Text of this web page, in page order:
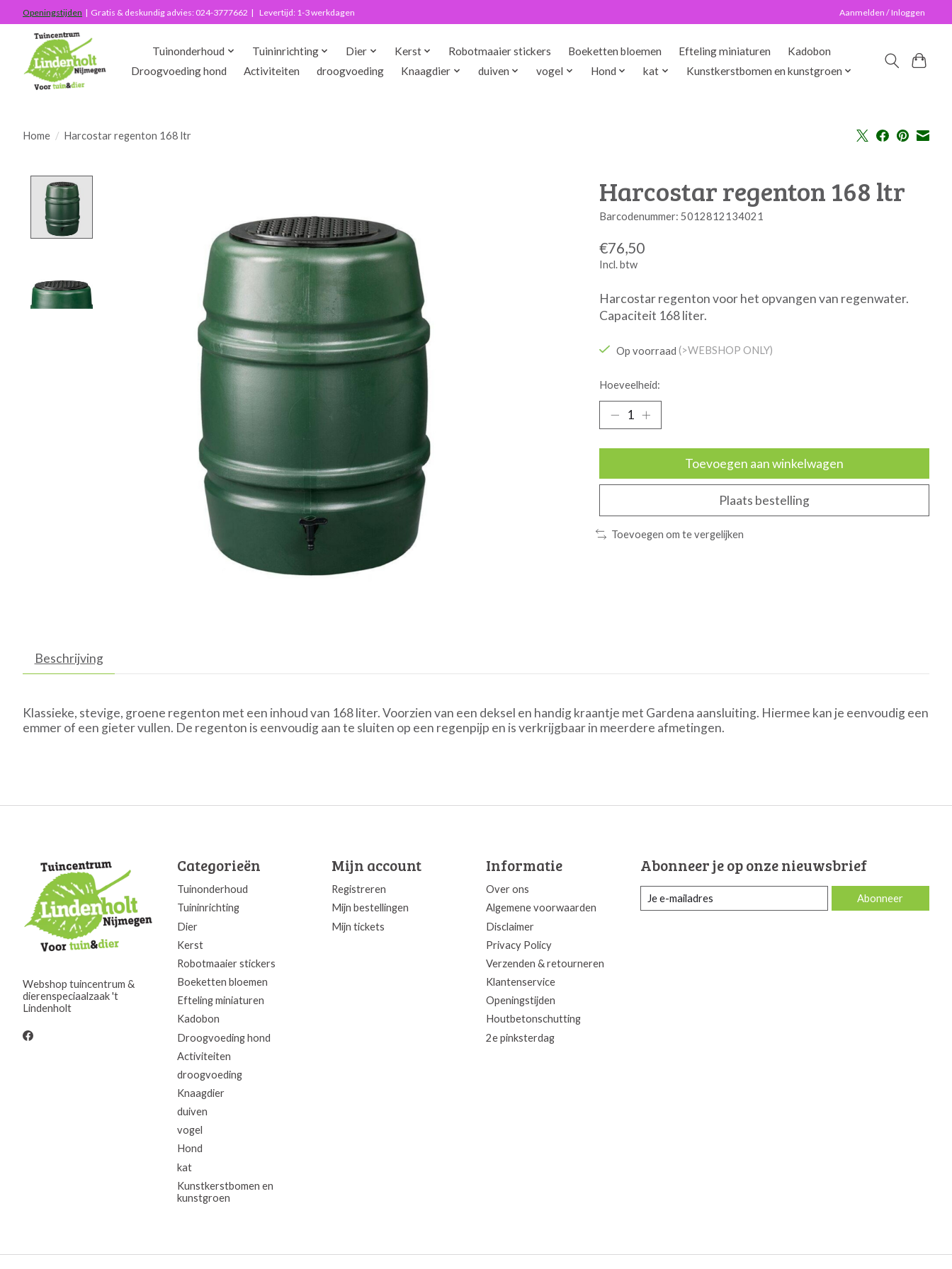
Openingstijden | Gratis & deskundig advies: 024-3777662 | Levertijd: 1-3 werkdagen Aanmelden / Inloggen
Tuinonderhoud Tuininrichting Dier Kerst Robotmaaier stickers Boeketten bloemen Efteling miniaturen
Kadobon
Droogvoeding hond
Activiteiten droogvoeding Knaagdier duiven vogel Hond kat Kunstkerstbomen en kunstgroen
Home / Harcostar regenton 168 ltr
Harcostar regenton 168 ltr
Barcodenummer: 5012812134021
€76,50
Incl. btw
Harcostar regenton voor het opvangen van regenwater.
Capaciteit 168 liter.
Op voorraad (>WEBSHOP ONLY)
Hoeveelheid:
Toevoegen aan winkelwagen
Plaats bestelling
Toevoegen om te vergelijken
Beschrijving
Klassieke, stevige, groene regenton met een inhoud van 168 liter. Voorzien van een deksel en handig kraantje met Gardena aansluiting. Hiermee kan je eenvoudig een
emmer of een gieter vullen. De regenton is eenvoudig aan te sluiten op een regenpijp en is verkrijgbaar in meerdere afmetingen.
Webshop tuincentrum &
dierenspeciaalzaak 't
Lindenholt
Categorieën
Tuinonderhoud
Tuininrichting
Dier
Kerst
Robotmaaier stickers
Boeketten bloemen
Efteling miniaturen
Kadobon
Droogvoeding hond
Activiteiten
droogvoeding
Knaagdier
duiven
vogel
Hond
kat
Kunstkerstbomen en
kunstgroen
Mijn account
Registreren
Mijn bestellingen
Mijn tickets
Informatie
Over ons
Algemene voorwaarden
Disclaimer
Privacy Policy
Verzenden & retourneren
Klantenservice
Openingstijden
Houtbetonschutting
2e pinksterdag
Abonneer je op onze nieuwsbrief
Abonneer